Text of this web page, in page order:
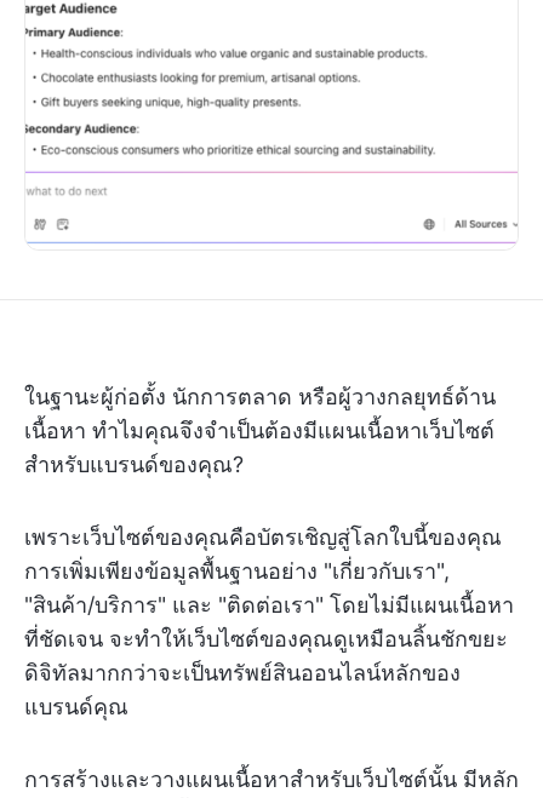
ในฐานะผู้ก่อตั้ง นักการตลาด หรือผู้วางกลยุทธ์ด้าน
เนื้อหา ทำไมคุณจึงจำเป็นต้องมีแผนเนื้อหาเว็บไซต์
สำหรับแบรนด์ของคุณ?
เพราะเว็บไซต์ของคุณคือบัตรเชิญสู่โลกใบนี้ของคุณ
การเพิ่มเพียงข้อมูลพื้นฐานอย่าง "เกี่ยวกับเรา",
"สินค้า/บริการ" และ "ติดต่อเรา" โดยไม่มีแผนเนื้อหา
ที่ชัดเจน จะทำให้เว็บไซต์ของคุณดูเหมือนลิ้นชักขยะ
ดิจิทัลมากกว่าจะเป็นทรัพย์สินออนไลน์หลักของ
แบรนด์คุณ
การสร้างและวางแผนเนื้อหาสำหรับเว็บไซต์นั้น มีหลัก